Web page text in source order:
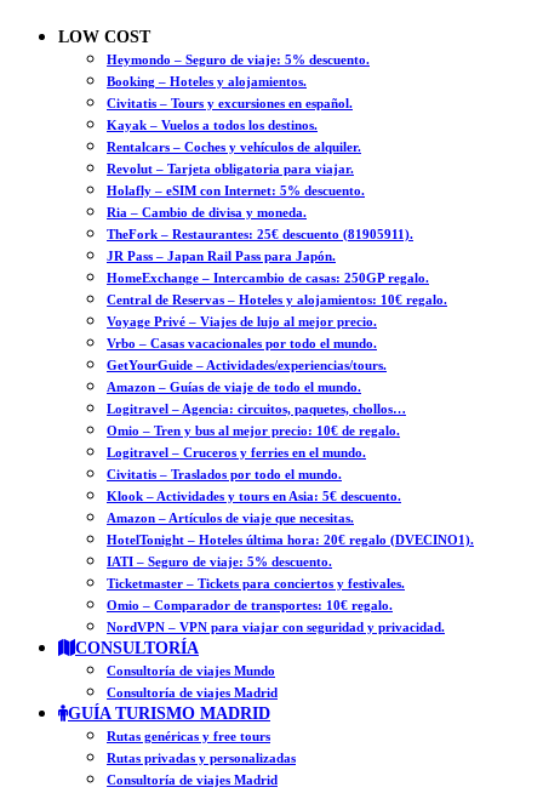
LOW COST
Heymondo – Seguro de viaje: 5% descuento.
Booking – Hoteles y alojamientos.
Civitatis – Tours y excursiones en español.
Kayak – Vuelos a todos los destinos.
Rentalcars – Coches y vehículos de alquiler.
Revolut – Tarjeta obligatoria para viajar.
Holafly – eSIM con Internet: 5% descuento.
Ria – Cambio de divisa y moneda.
TheFork – Restaurantes: 25€ descuento (81905911).
JR Pass – Japan Rail Pass para Japón.
HomeExchange – Intercambio de casas: 250GP regalo.
Central de Reservas – Hoteles y alojamientos: 10€ regalo.
Voyage Privé – Viajes de lujo al mejor precio.
Vrbo – Casas vacacionales por todo el mundo.
GetYourGuide – Actividades/experiencias/tours.
Amazon – Guías de viaje de todo el mundo.
Logitravel – Agencia: circuitos, paquetes, chollos…
Omio – Tren y bus al mejor precio: 10€ de regalo.
Logitravel – Cruceros y ferries en el mundo.
Civitatis – Traslados por todo el mundo.
Klook – Actividades y tours en Asia: 5€ descuento.
Amazon – Artículos de viaje que necesitas.
HotelTonight – Hoteles última hora: 20€ regalo (DVECINO1).
IATI – Seguro de viaje: 5% descuento.
Ticketmaster – Tickets para conciertos y festivales.
Omio – Comparador de transportes: 10€ regalo.
NordVPN – VPN para viajar con seguridad y privacidad.
CONSULTORÍA
Consultoría de viajes Mundo
Consultoría de viajes Madrid
GUÍA TURISMO MADRID
Rutas genéricas y free tours
Rutas privadas y personalizadas
Consultoría de viajes Madrid